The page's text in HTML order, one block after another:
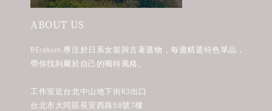
ABOUT US
REreburn 專注於日系女裝與古著選物，每週精選特色單品，
帶你找到屬於自己的獨特風格。
工作室近台北中山地下街R3出口
台北市大同區長安西路58號7樓